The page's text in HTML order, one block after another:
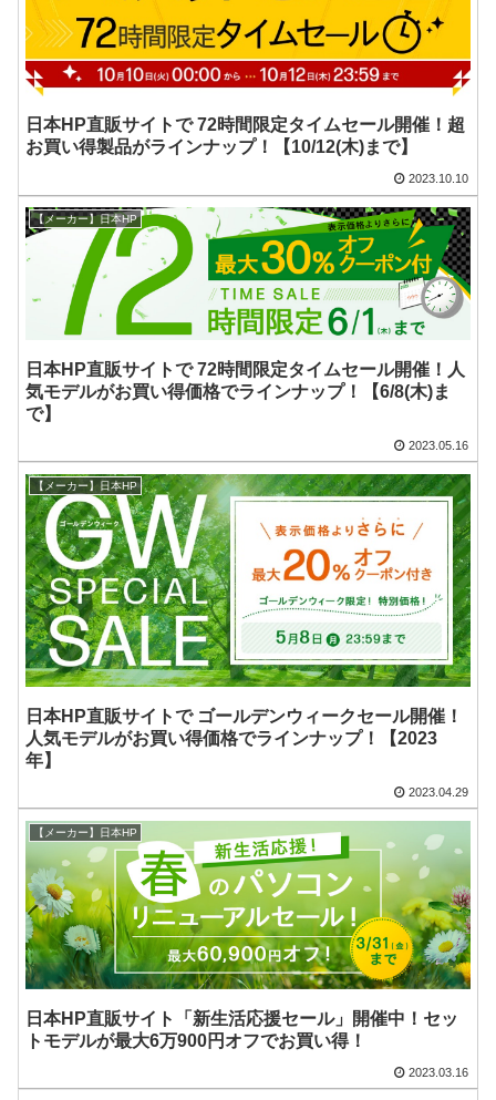
日本HP直販サイトで 72時間限定タイムセール開催！超
お買い得製品がラインナップ！【10/12(木)まで】
2023.10.10
【メーカー】日本HP
日本HP直販サイトで 72時間限定タイムセール開催！人
気モデルがお買い得価格でラインナップ！【6/8(木)ま
で】
2023.05.16
【メーカー】日本HP
日本HP直販サイトで ゴールデンウィークセール開催！
人気モデルがお買い得価格でラインナップ！【2023
年】
2023.04.29
【メーカー】日本HP
日本HP直販サイト「新生活応援セール」開催中！セッ
トモデルが最大6万900円オフでお買い得！
2023.03.16